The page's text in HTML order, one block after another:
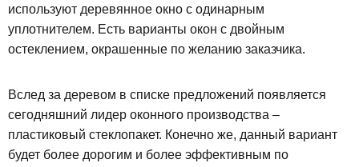
используют деревянное окно с одинарным
уплотнителем. Есть варианты окон с двойным
остеклением, окрашенные по желанию заказчика.
Вслед за деревом в списке предложений появляется
сегодняшний лидер оконного производства –
пластиковый стеклопакет. Конечно же, данный вариант
будет более дорогим и более эффективным по